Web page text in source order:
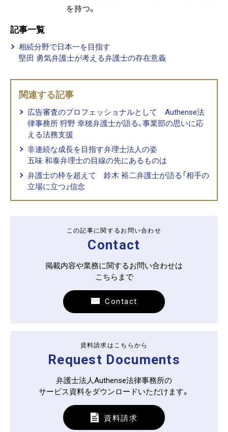
を持つ。
記事一覧
相続分野で日本一を目指す
堅田 勇気弁護士が考える弁護士の存在意義
関連する記事
広告審査のプロフェッショナルとして Authense法
律事務所 狩野 幸穂弁護士が語る、事業部の思いに応
える法務支援
非連続な成長を目指す弁理士法人の姿
五味 和泰弁理士の目線の先にあるものは
弁護士の枠を超えて 鈴木 裕二弁護士が語る「相手の
立場に立つ」信念
この記事に関するお問い合わせ
Contact
掲載内容や業務に関するお問い合わせは
こちらまで
Contact
資料請求はこちらから
Request Documents
弁護士法人Authense法律事務所の
サービス資料をダウンロードいただけます。
資料請求